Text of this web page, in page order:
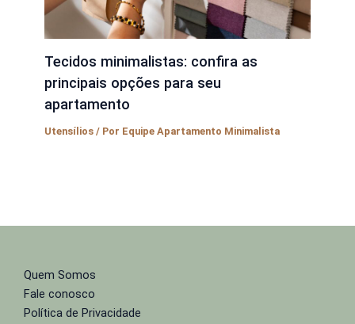
Tecidos minimalistas: confira as
principais opções para seu
apartamento
Utensílios / Por Equipe Apartamento Minimalista
Quem Somos
Fale conosco
Política de Privacidade